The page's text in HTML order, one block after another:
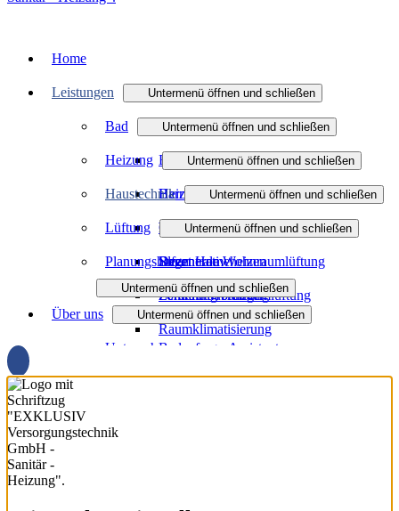
Home
Leistungen Untermenü öffnen und schließen
Bad Untermenü öffnen und schließen
Badmodernisierung
Barrierefreies Bad
Badinspiration und Musterbäder
Heizung Untermenü öffnen und schließen
Heizungsmodernisierung
Öl- und Gasheizung
Regenerativ heizen
Förderung Heizung
Haustechnik Untermenü öffnen und schließen
Wasser / Trinkwasser
Smart Home
Zentralstaubsauger
Lüftung Untermenü öffnen und schließen
Dezentrale Wohnraumlüftung
Zentrale Wohnraumlüftung
Raumklimatisierung
Planungshilfen
Untermenü öffnen und schließen
3D-Badplaner
Badanfrage-Assistent
Über uns Untermenü öffnen und schließen
Unternehmen
Jobs